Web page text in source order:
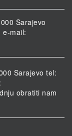
Sarajevo
e-mail:
Sarajevo tel:
obratiti nam